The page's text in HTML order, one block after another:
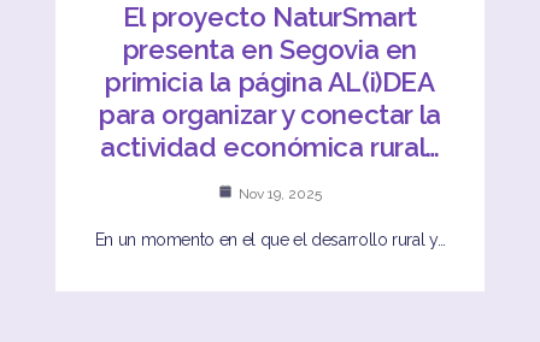
El proyecto NaturSmart
presenta en Segovia en
primicia la página AL(i)DEA
para organizar y conectar la
actividad económica rural…
Nov 19, 2025
En un momento en el que el desarrollo rural y…